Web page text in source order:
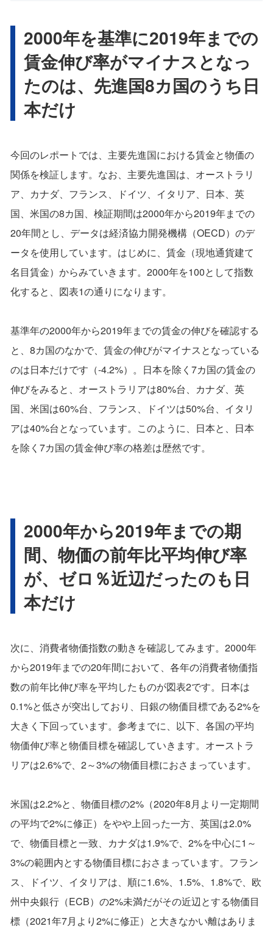
2000年を基準に2019年までの
賃金伸び率がマイナスとなっ
たのは、先進国8カ国のうち日
本だけ
今回のレポートでは、主要先進国における賃金と物価の
関係を検証します。なお、主要先進国は、オーストラリ
ア、カナダ、フランス、ドイツ、イタリア、日本、英
国、米国の8カ国、検証期間は2000年から2019年までの
20年間とし、データは経済協力開発機構（OECD）のデ
ータを使用しています。はじめに、賃金（現地通貨建て
名目賃金）からみていきます。2000年を100として指数
化すると、図表1の通りになります。
基準年の2000年から2019年までの賃金の伸びを確認する
と、8カ国のなかで、賃金の伸びがマイナスとなっている
のは日本だけです（-4.2%）。日本を除く7カ国の賃金の
伸びをみると、オーストラリアは80%台、カナダ、英
国、米国は60%台、フランス、ドイツは50%台、イタリ
アは40%台となっています。このように、日本と、日本
を除く7カ国の賃金伸び率の格差は歴然です。
2000年から2019年までの期
間、物価の前年比平均伸び率
が、ゼロ％近辺だったのも日
本だけ
次に、消費者物価指数の動きを確認してみます。2000年
から2019年までの20年間において、各年の消費者物価指
数の前年比伸び率を平均したものが図表2です。日本は
0.1%と低さが突出しており、日銀の物価目標である2%を
大きく下回っています。参考までに、以下、各国の平均
物価伸び率と物価目標を確認していきます。オーストラ
リアは2.6%で、2～3%の物価目標におさまっています。
米国は2.2%と、物価目標の2%（2020年8月より一定期間
の平均で2%に修正）をやや上回った一方、英国は2.0%
で、物価目標と一致、カナダは1.9%で、2%を中心に1～
3%の範囲内とする物価目標におさまっています。フラン
ス、ドイツ、イタリアは、順に1.6%、1.5%、1.8%で、欧
州中央銀行（ECB）の2%未満だがその近辺とする物価目
標（2021年7月より2%に修正）と大きなかい離はありま